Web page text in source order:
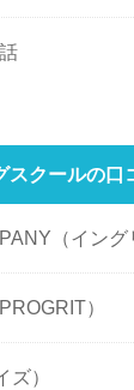
スクールの口
（イング
）
）